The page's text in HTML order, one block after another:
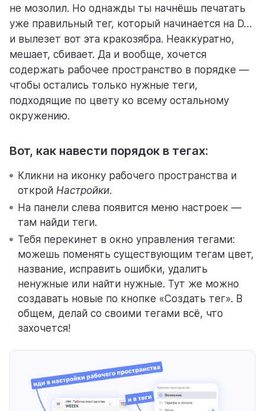
не мозолил. Но однажды ты начнёшь печатать
уже правильный тег, который начинается на D…
и вылезет вот эта кракозябра. Неаккуратно,
мешает, сбивает. Да и вообще, хочется
содержать рабочее пространство в порядке —
чтобы остались только нужные теги,
подходящие по цвету ко всему остальному
окружению.
Вот, как навести порядок в тегах:
Кликни на иконку рабочего пространства и
открой Настройки.
На панели слева появится меню настроек —
там найди теги.
Тебя перекинет в окно управления тегами:
можешь поменять существующим тегам цвет,
название, исправить ошибки, удалить
ненужные или найти нужные. Тут же можно
создавать новые по кнопке «Создать тег». В
общем, делай со своими тегами всё, что
захочется!